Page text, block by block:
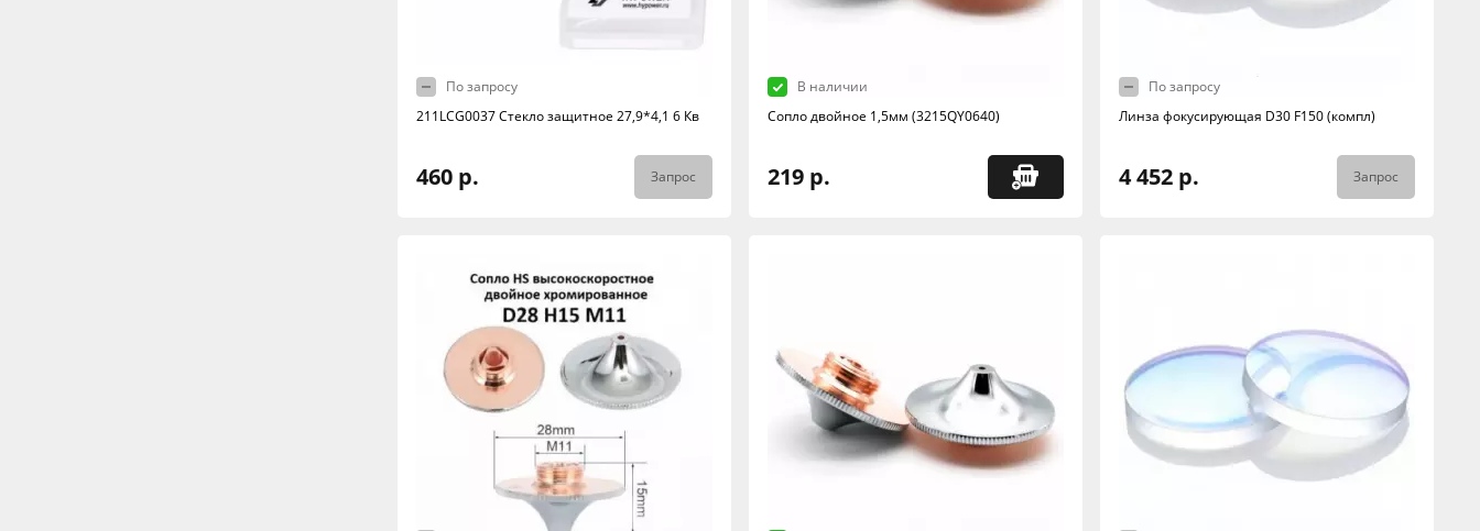
По запросу
211LCG0037 Стекло защитное 27,9*4,1 6 Кв
460 р. Запрос
В наличии
Сопло двойное 1,5мм (3215QY0640)
219 р.
По запросу
Линза фокусирующая D30 F150 (компл)
4 452 р. Запрос